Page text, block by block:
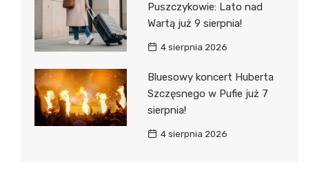
Puszczykowie: Lato nad
Wartą już 9 sierpnia!
4 sierpnia 2026
Bluesowy koncert Huberta
Szczęsnego w Pufie już 7
sierpnia!
4 sierpnia 2026